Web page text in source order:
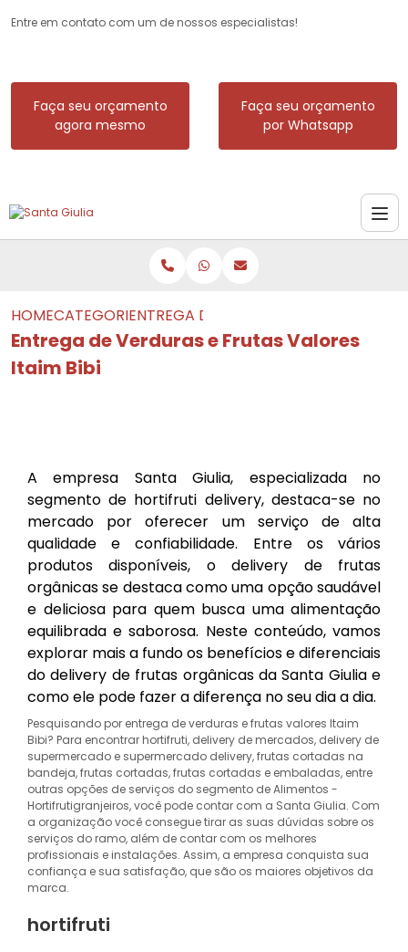
Entre em contato com um de nossos especialistas!
Faça seu orçamento
agora mesmo
Faça seu orçamento
por Whatsapp
HOMECATEGORIASENTREGA DE VERDURAS E FRUTAS
Entrega de Verduras e Frutas Valores
Itaim Bibi
A empresa Santa Giulia, especializada no
segmento de hortifruti delivery, destaca-se no
mercado por oferecer um serviço de alta
qualidade e confiabilidade. Entre os vários
produtos disponíveis, o delivery de frutas
orgânicas se destaca como uma opção saudável
e deliciosa para quem busca uma alimentação
equilibrada e saborosa. Neste conteúdo, vamos
explorar mais a fundo os benefícios e diferenciais
do delivery de frutas orgânicas da Santa Giulia e
como ele pode fazer a diferença no seu dia a dia.
Pesquisando por entrega de verduras e frutas valores Itaim
Bibi? Para encontrar hortifruti, delivery de mercados, delivery de
supermercado e supermercado delivery, frutas cortadas na
bandeja, frutas cortadas, frutas cortadas e embaladas, entre
outras opções de serviços do segmento de Alimentos -
Hortifrutigranjeiros, você pode contar com a Santa Giulia. Com
a organização você consegue tirar as suas dúvidas sobre os
serviços do ramo, além de contar com os melhores
profissionais e instalações. Assim, a empresa conquista sua
confiança e sua satisfação, que são os maiores objetivos da
marca.
hortifruti